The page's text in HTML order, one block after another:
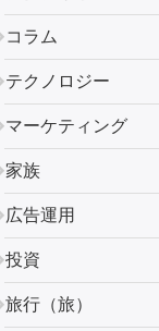
コラム
テクノロジー
マーケティング
家族
広告運用
投資
旅行（旅）